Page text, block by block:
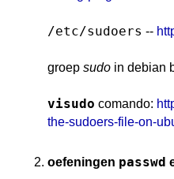
/etc/sudoers --
groep sudo in debian
visudo comando:
the-sudoers-file-on-
oefeningen passwd